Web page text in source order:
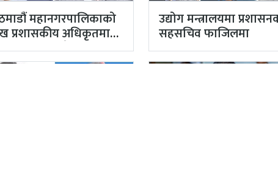
महानगरपालिकाको
प्रशासकीय अधिकृतमा
सहसचिव केसी
‘आउट’
उद्योग मन्त्रालयमा
सहसचिव फाजिलमा